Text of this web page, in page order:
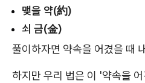
맺을 약(約)
쇠 금(金)
풀이하자면 약속을 어겼을 때
하지만 우리 법은 이 '약속을